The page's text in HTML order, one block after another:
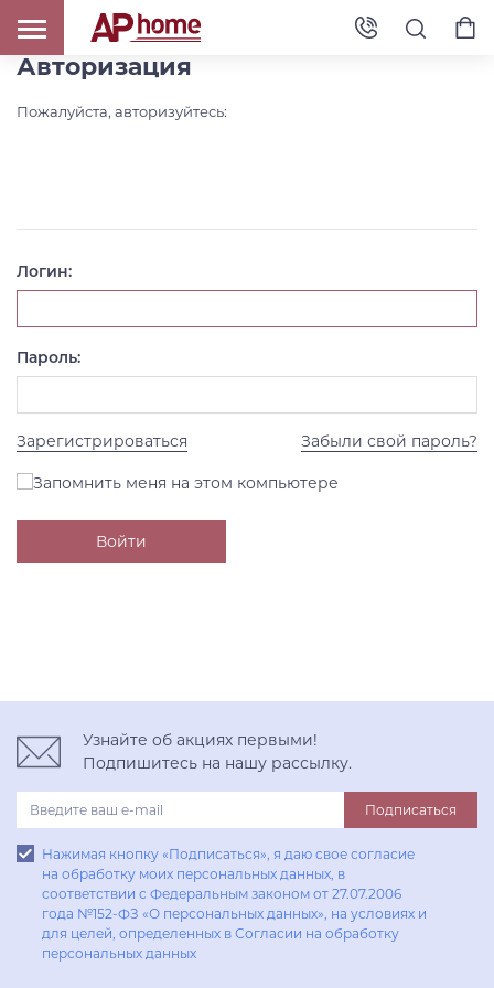
Авторизация
Пожалуйста, авторизуйтесь:
Логин:
Пароль:
Зарегистрироваться Забыли свой пароль?
Запомнить меня на этом компьютере
Узнайте об акциях первыми!
Подпишитесь на нашу рассылку.
Подписаться
Нажимая кнопку «Подписаться», я даю свое согласие
на обработку моих персональных данных, в
соответствии с Федеральным законом от 27.07.2006
года №152-ФЗ «О персональных данных», на условиях и
для целей, определенных в Согласии на обработку
персональных данных